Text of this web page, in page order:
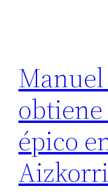
épico
Aizkorri